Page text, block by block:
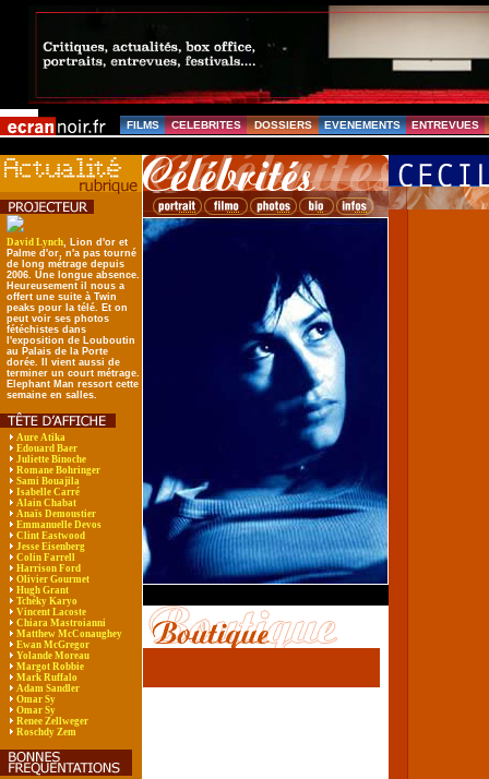
FILMS CELEBRITES DOSSIERS EVENEMENTS ENTREVUES
David Lynch, Lion d'or et
Palme d'or, n'a pas tourné
de long métrage depuis
2006. Une longue absence.
Heureusement il nous a
offert une suite à Twin
peaks pour la télé. Et on
peut voir ses photos
fétéchistes dans
l'exposition de Louboutin
au Palais de la Porte
dorée. Il vient aussi de
terminer un court métrage.
Elephant Man ressort cette
semaine en salles.
Aure Atika
Edouard Baer
Juliette Binoche
Romane Bohringer
Sami Bouajila
Isabelle Carré
Alain Chabat
Anaïs Demoustier
Emmanuelle Devos
Clint Eastwood
Jesse Eisenberg
Colin Farrell
Harrison Ford
Olivier Gourmet
Hugh Grant
Tchéky Karyo
Vincent Lacoste
Chiara Mastroianni
Matthew McConaughey
Ewan McGregor
Yolande Moreau
Margot Robbie
Mark Ruffalo
Adam Sandler
Omar Sy
Omar Sy
Renee Zellweger
Roschdy Zem